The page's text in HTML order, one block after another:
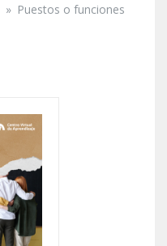
» Puestos o funciones